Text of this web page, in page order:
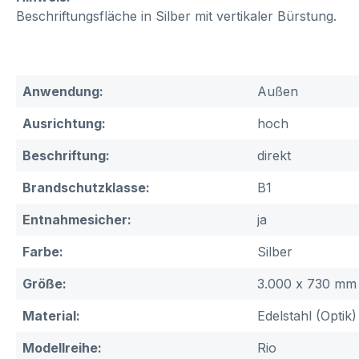
Beschriftungsfläche in Silber mit vertikaler Bürstung.
Anwendung:
Außen
Ausrichtung:
hoch
Beschriftung:
direkt
Brandschutzklasse:
B1
Entnahmesicher:
ja
Farbe:
Silber
Größe:
3.000 x 730
Material:
Edelstahl (Optik)
Modellreihe:
Rio